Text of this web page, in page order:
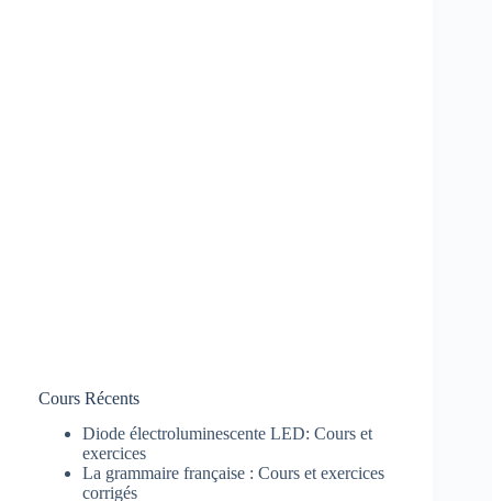
Cours Récents
Diode électroluminescente LED: Cours et
exercices
La grammaire française : Cours et exercices
corrigés